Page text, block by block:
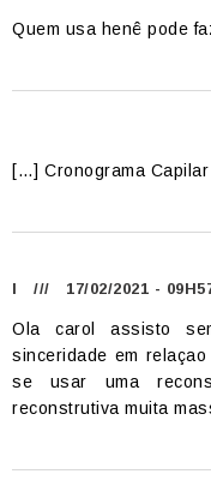
Quem usa henê pode
[…] Cronograma
I /// 17/02/2021 -
Ola carol assisto
sinceridade em
se usar uma
reconstrutiva muita